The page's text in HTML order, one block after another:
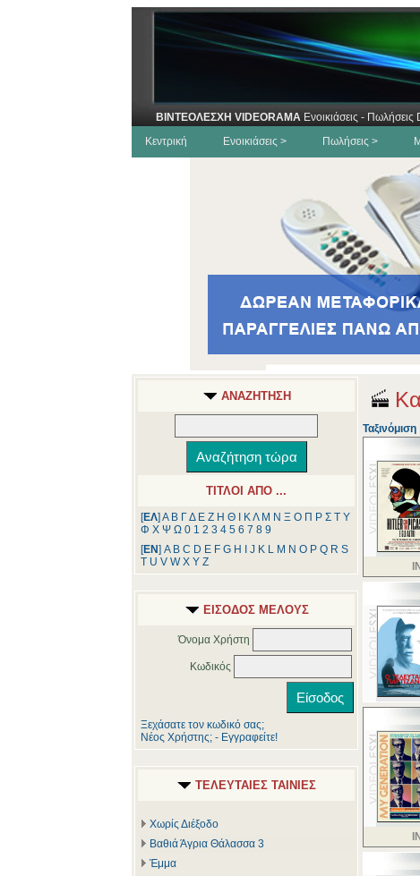
ΒΙΝΤΕΟΛΕΣΧΗ VIDEORAMA Ενοικιάσεις -
Κεντρική
Ενοικιάσεις > Πωλήσεις >
ΑΝΑΖΗΤΗΣΗ
ΤΙΤΛΟΙ ΑΠΟ ...
[ΕΛ] Α Β ΓΔ Ε Ζ Η Θ ΚΛ Μ Ν Ξ Ο Π Ρ Σ Τ Υ
Φ Χ Ψ Ω 0 1 2 3 4 5 6 7 8 9
[ΕΝ] A B C D E F G H J K L M N O P Q R S
T U V W X Y Z
ΕΙΣΟΔΟΣ ΜΕΛΟΥΣ
Όνομα Χρήστη
Κωδικός
Ξεχάσατε τον κωδικό σας;
Νέος Χρήστης; - Εγγραφείτε!
ΤΕΛΕΥΤΑΙΕΣ ΤΑΙΝΙΕΣ
Χωρίς Διέξοδο
Βαθιά Άγρια Θάλασσα 3
Έμμα
Ταξινόμιση